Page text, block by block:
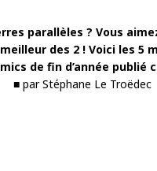
parallèles ? Vous
des 2 ! Voici les 5
de fin d’année publié
■ par Stéphane Le Troëdec